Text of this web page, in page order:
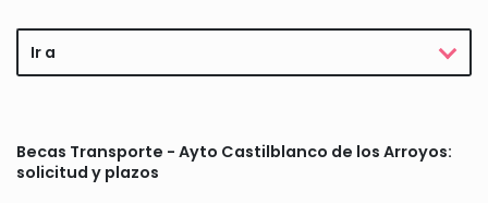
Ir a
Becas Transporte - Ayto Castilblanco de los Arroyos:
solicitud y plazos